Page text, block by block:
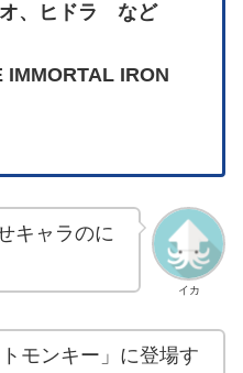
オ、ヒドラ など
IMMORTAL IRON
イカ
キャラのに
モンキー」に登場す